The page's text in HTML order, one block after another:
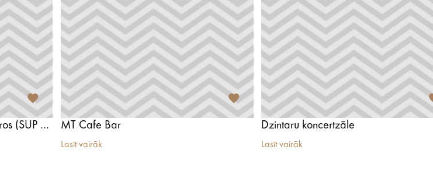
SUP dēļu noma Jūrmalā, Majoros (SUP Brothers) MT Cafe Bar
Lasīt vairāk
Dzintaru koncertzāle
Lasīt vairāk